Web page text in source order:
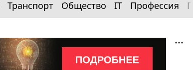
Транспорт Общество IT Профессия